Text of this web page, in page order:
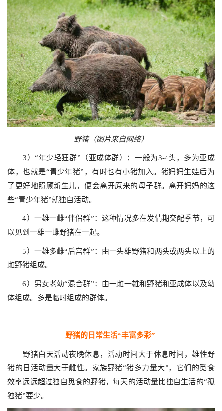
野猪（图片来自网络）
3）“年少轻狂群”（亚成体群）：一般为3-4头，多为亚成
体，也就是“青少年猪”，有时也有小猪加入。猪妈妈生娃后为
了更好地照顾新生儿，便会离开原来的母子群。离开妈妈的这
些“青少年猪”就独自活动。
4）一雄一雌“伴侣群”：这种情况多在发情期交配季节，可
以见到一雄一雌野猪在一起。
5）一雄多雌“后宫群”：由一头雄野猪和两头或两头以上的
雌野猪组成。
6）男女老幼“混合群”：由一雌一雄和野猪和亚成体以及幼
体组成。多是临时组成的群体。
野猪的日常生活“丰富多彩”
野猪白天活动夜晚休息，活动时间大于休息时间，雄性野
猪的日活动量大于雌性。家族野猪“猪多力量大”，它们的觅食
效率远远超过独自觅食的野猪，每天的活动量比独自生活的“孤
独猪”要少。